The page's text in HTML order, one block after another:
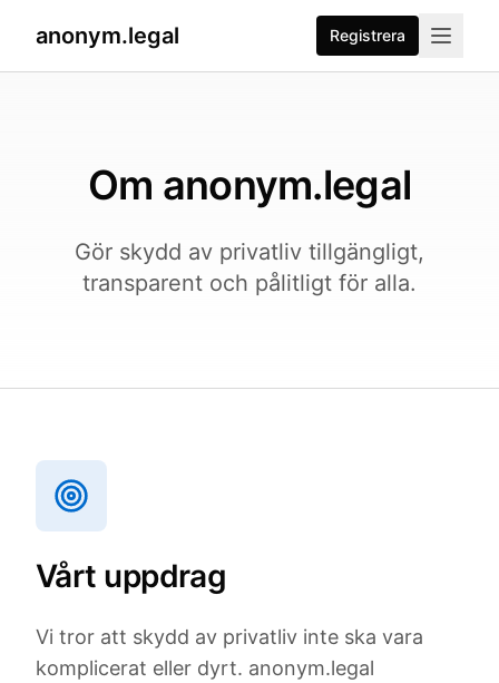
anonym.legal Registrera
Om anonym.legal
Gör skydd av privatliv tillgängligt,
transparent och pålitligt för alla.
Vårt uppdrag
Vi tror att skydd av privatliv inte ska vara
komplicerat eller dyrt. anonym.legal